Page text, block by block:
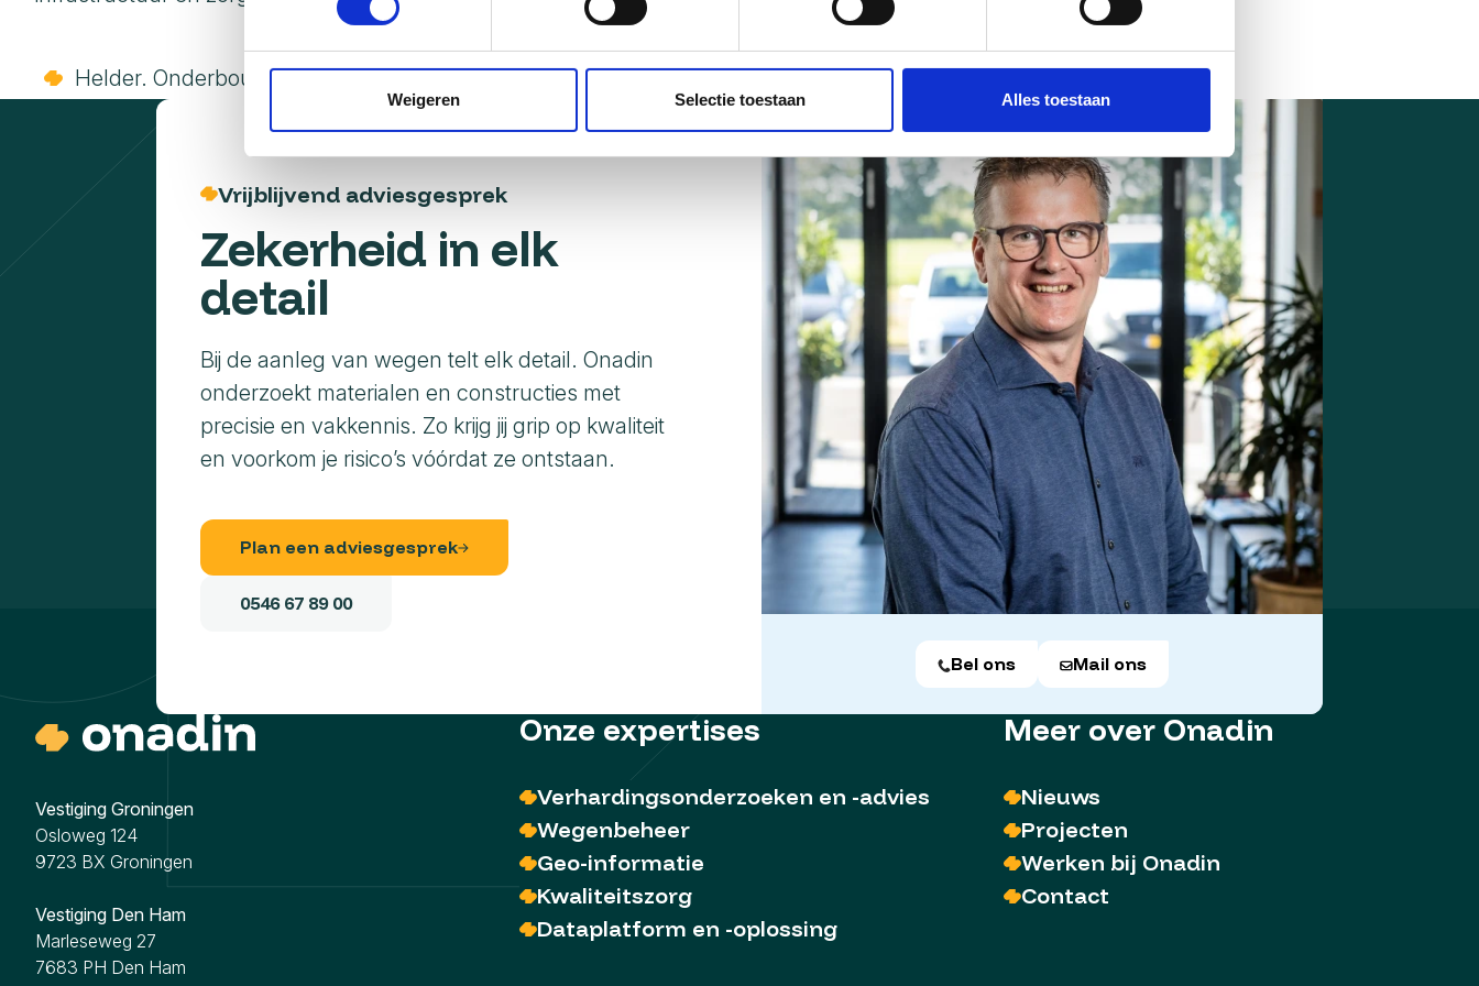
websiteverkeer te analyseren. Ook delen we informatie over uw gebruik van onze site met onze partners voor social
media, adverteren en analyse. Deze partners kunnen deze gegevens combineren met andere informatie die u aan ze heeft
Weigeren Selectie toestaan Alles toestaan
Helder. Onderbouwd. En direct toepasbaar.
Vrijblijvend adviesgesprek
Zekerheid in elk
detail
Bij de aanleg van wegen telt elk detail. Onadin
onderzoekt materialen en constructies met
precisie en vakkennis. Zo krijg jij grip op kwaliteit
en voorkom je risico’s vóórdat ze ontstaan.
Plan een adviesgesprek
0546 67 89 00
Bel ons Mail ons
Vestiging Groningen
Osloweg 124
9723 BX Groningen
Vestiging Den Ham
Marleseweg 27
7683 PH Den Ham
Onze expertises
Verhardingsonderzoeken en -advies
Wegenbeheer
Geo-informatie
Kwaliteitszorg
Dataplatform en -oplossing
Meer over Onadin
Nieuws
Projecten
Werken bij Onadin
Contact